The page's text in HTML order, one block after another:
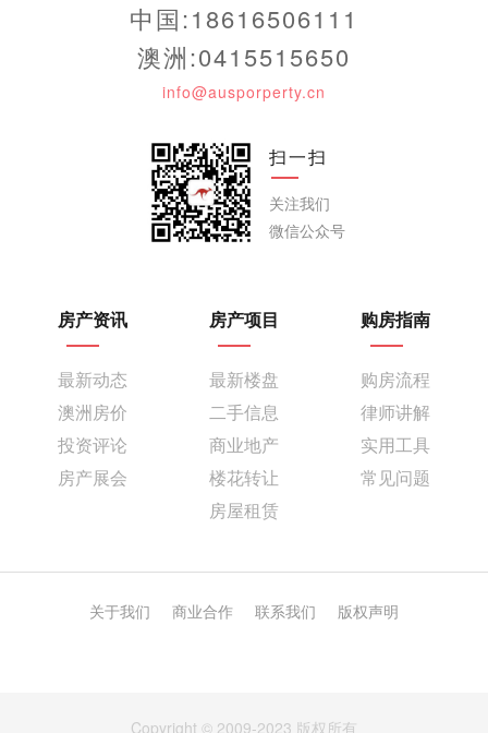
中国:18616506111
澳洲:0415515650
info@ausporperty.cn
扫一扫
关注我们
微信公众号
房产资讯
最新动态
澳洲房价
投资评论
房产展会
房产项目
最新楼盘
二手信息
商业地产
楼花转让
房屋租赁
购房指南
购房流程
律师讲解
实用工具
常见问题
关于我们 商业合作 联系我们 版权声明
Copyright © 2009-2023 版权所有